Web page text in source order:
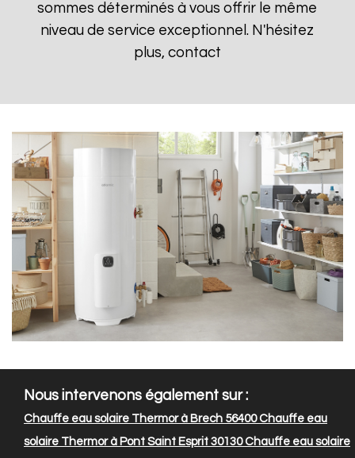
sommes déterminés à vous offrir le même
niveau de service exceptionnel. N'hésitez
plus, contact
Nous intervenons également sur :
Chauffe eau solaire Thermor à Brech 56400Chauffe eau
solaire Thermor à Pont Saint Esprit 30130Chauffe eau solaire